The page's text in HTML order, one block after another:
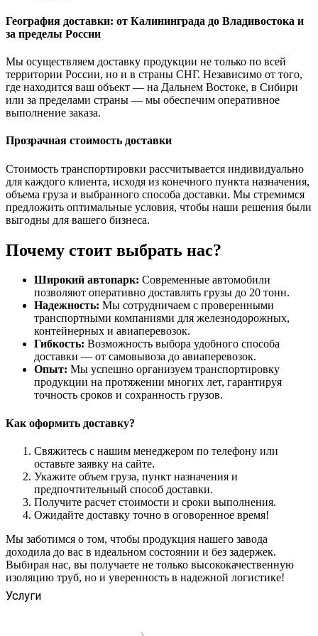
География доставки: от Калининграда до Владивостока и
за пределы России
Мы осуществляем доставку продукции не только по всей
территории России, но и в страны СНГ. Независимо от того,
где находится ваш объект — на Дальнем Востоке, в Сибири
или за пределами страны — мы обеспечим оперативное
выполнение заказа.
Прозрачная стоимость доставки
Стоимость транспортировки рассчитывается индивидуально
для каждого клиента, исходя из конечного пункта назначения,
объема груза и выбранного способа доставки. Мы стремимся
предложить оптимальные условия, чтобы наши решения были
выгодны для вашего бизнеса.
Почему стоит выбрать нас?
Широкий автопарк: Современные автомобили
позволяют оперативно доставлять грузы до 20 тонн.
Надежность: Мы сотрудничаем с проверенными
транспортными компаниями для железнодорожных,
контейнерных и авиаперевозок.
Гибкость: Возможность выбора удобного способа
доставки — от самовывоза до авиаперевозок.
Опыт: Мы успешно организуем транспортировку
продукции на протяжении многих лет, гарантируя
точность сроков и сохранность грузов.
Как оформить доставку?
Свяжитесь с нашим менеджером по телефону или
оставьте заявку на сайте.
Укажите объем груза, пункт назначения и
предпочтительный способ доставки.
Получите расчет стоимости и сроки выполнения.
Ожидайте доставку точно в оговоренное время!
Мы заботимся о том, чтобы продукция нашего завода
доходила до вас в идеальном состоянии и без задержек.
Выбирая нас, вы получаете не только высококачественную
изоляцию труб, но и уверенность в надежной логистике!
Услуги